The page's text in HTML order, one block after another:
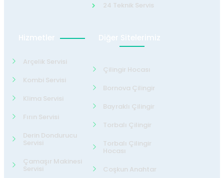
24 Teknik Servis
Hizmetler
Arçelik Servisi
Kombi Servisi
Klima Servisi
Fırın Servisi
Derin Dondurucu
Servisi
Çamaşır Makinesi
Servisi
Diğer Sitelerimiz
Çilingir Hocası
Bornova Çilingir
Bayraklı Çilingir
Torbalı Çilingir
Torbalı Çilingir
Hocası
Coşkun Anahtar